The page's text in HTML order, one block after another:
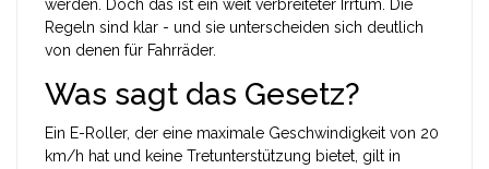
werden. Doch das ist ein weit verbreiteter Irrtum. Die
Regeln sind klar - und sie unterscheiden sich deutlich
von denen für Fahrräder.
Was sagt das Gesetz?
Ein E-Roller, der eine maximale Geschwindigkeit von 20
km/h hat und keine Tretunterstützung bietet, gilt in